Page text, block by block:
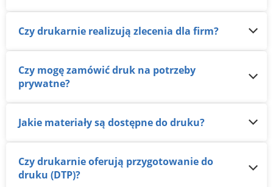
Czy drukarnie realizują zlecenia dla firm?
Czy mogę zamówić druk na potrzeby
prywatne?
Jakie materiały są dostępne do druku?
Czy drukarnie oferują przygotowanie do
druku (DTP)?